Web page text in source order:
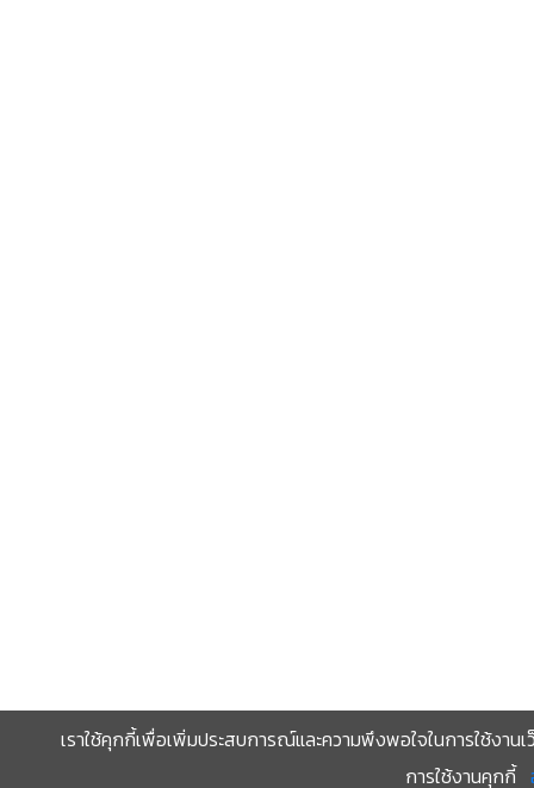
เราใช้คุกกี้เพื่อเพิ่มประสบการณ์และความพึงพอใจในการใช้งา
การใช้งานคุกกี้